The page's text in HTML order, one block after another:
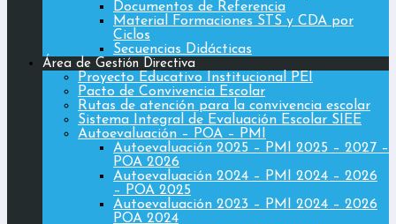
Documentos de Referencia
Material Formaciones STS y CDA por
Ciclos
Secuencias Didácticas
Área de Gestión Directiva
Proyecto Educativo Institucional PEI
Pacto de Convivencia Escolar
Rutas de atención para la convivencia escolar
Sistema Integral de Evaluación Escolar SIEE
Autoevaluación – POA – PMI
Autoevaluación 2025 – PMI 2025 – 2027 –
POA 2026
Autoevaluación 2024 – PMI 2024 – 2026
– POA 2025
Autoevaluación 2023 – PMI 2024 – 2026
POA 2024